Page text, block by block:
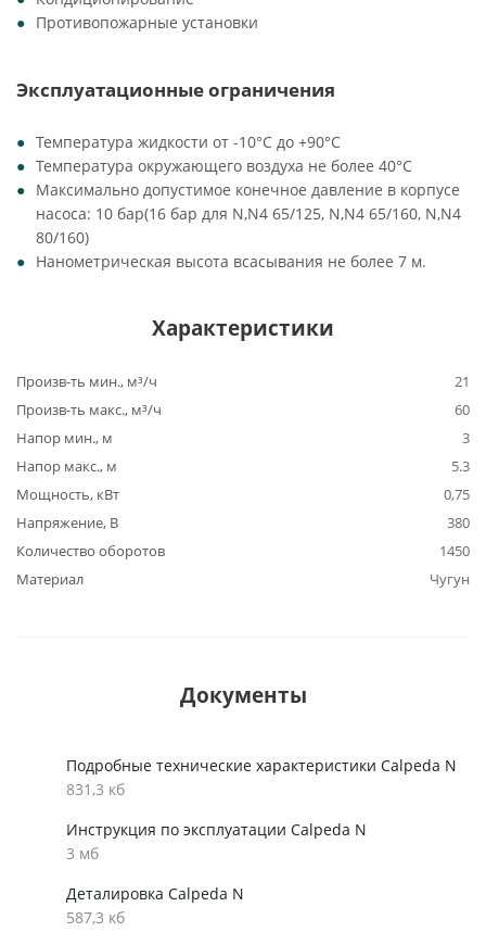
Противопожарные установки
Эксплуатационные ограничения
Температура жидкости от -10°C до +90°C
Температура окружающего воздуха не более 40°C
Максимально допустимое конечное давление в корпусе
насоса: 10 бар(16 бар для N,N4 65/125, N,N4 65/160, N,N4
80/160)
Нанометрическая высота всасывания не более 7 м.
Характеристики
Произв-ть мин., м³/ч
21
Произв-ть макс., м³/ч
60
Напор мин., м
3
Напор макс., м
5.3
Мощность, кВт
0,75
Напряжение, В
380
Количество оборотов
1450
Материал
Чугун
Документы
Подробные технические характеристики Calpeda N
831,3 кб
Инструкция по эксплуатации Calpeda N
3 мб
Деталировка Calpeda N
587,3 кб